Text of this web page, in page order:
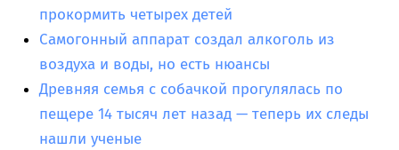
прокормить четырех детей
Самогонный аппарат создал алкоголь из
воздуха и воды, но есть нюансы
Древняя семья с собачкой прогулялась по
пещере 14 тысяч лет назад — теперь их следы
нашли ученые